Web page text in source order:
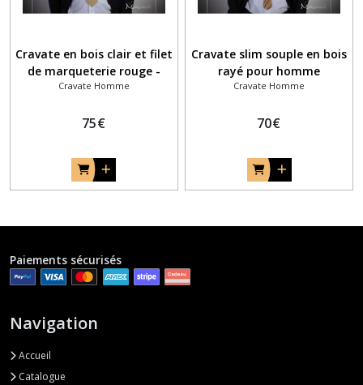
Cravate en bois clair et filet
de marqueterie rouge -
Cravate souple en bois
Cravate Homme
75€
Cravate slim souple en bois
rayé pour homme
authentique
Cravate Homme
70€
Paiements sécurisés
Navigation
Accueil
Catalogue